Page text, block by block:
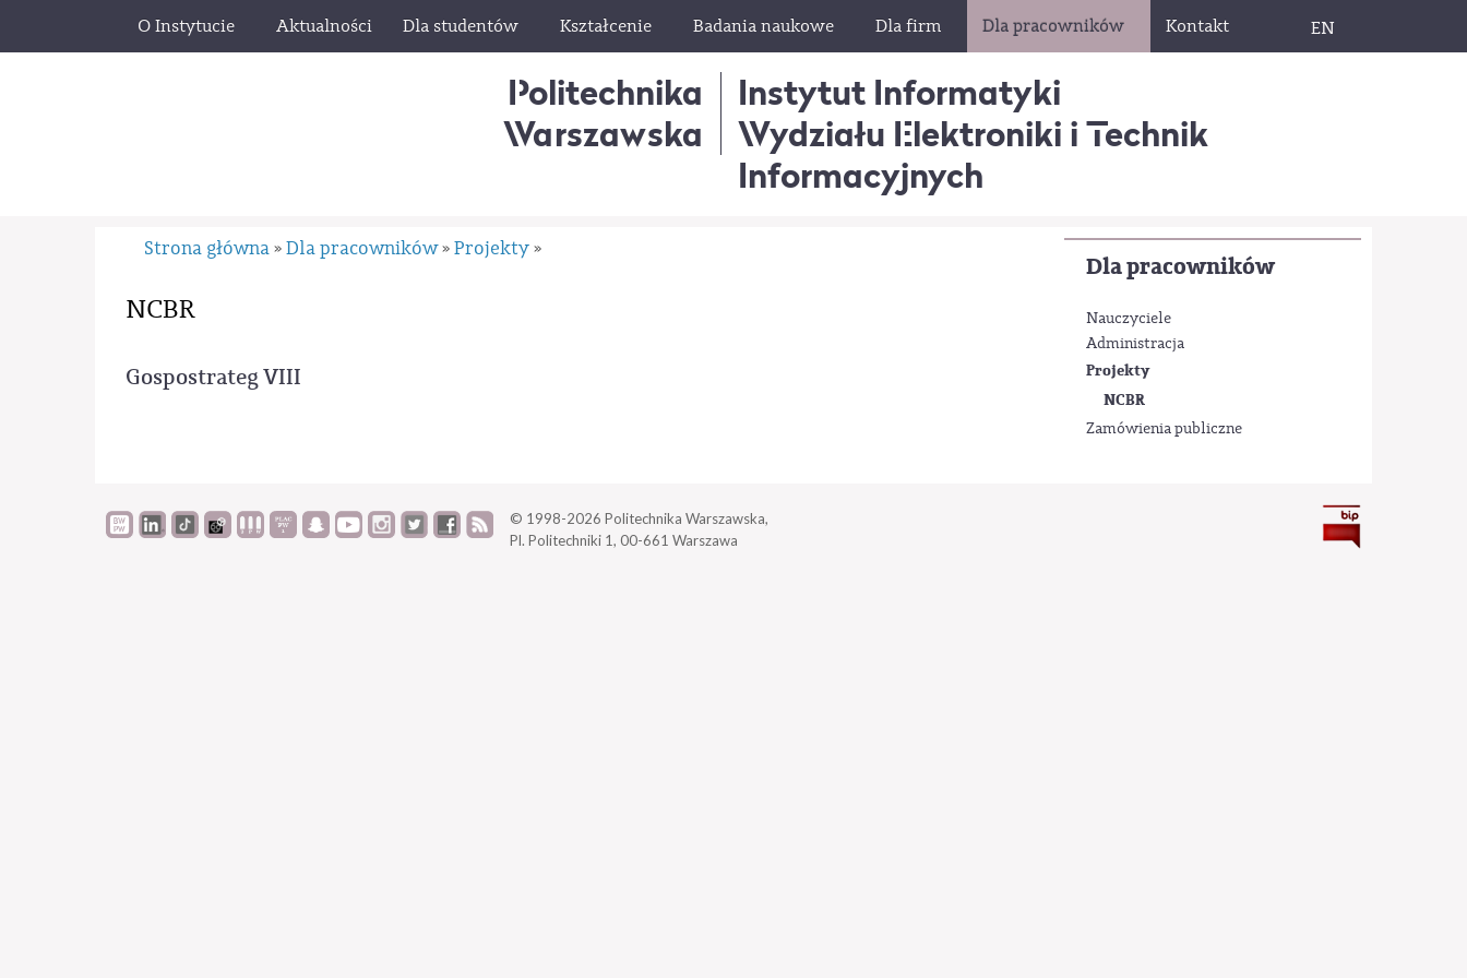
O Instytucie Aktualności Dla studentów Kształcenie Badania naukowe Dla firm Dla pracowników Kontakt EN
Politechnika
Warszawska
Instytut Informatyki
Wydziału Elektroniki i Technik
Informacyjnych
Dla pracowników
Nauczyciele
Administracja
Projekty
NCBR
Zamówienia publiczne
Strona główna » Dla pracowników » Projekty »
NCBR
Gospostrateg VIII
© 1998-2026 Politechnika Warszawska,
Pl. Politechniki 1, 00-661 Warszawa